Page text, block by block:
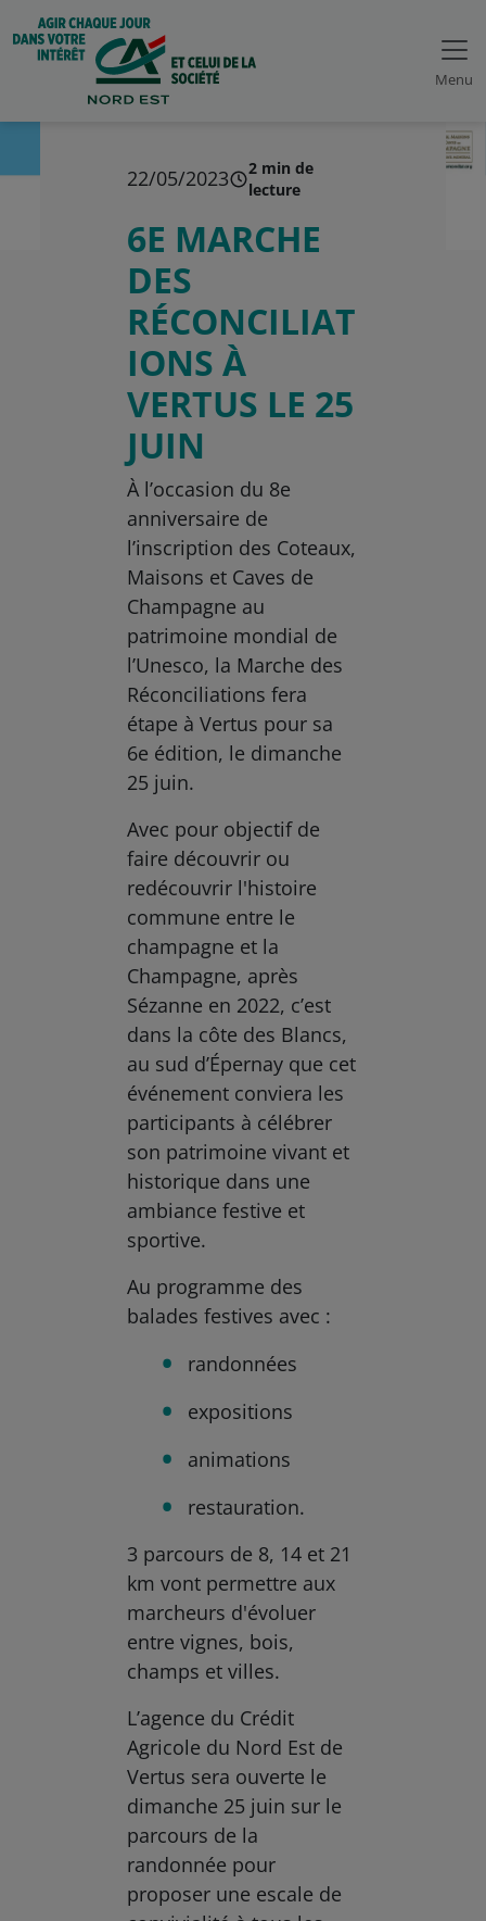
Menu
22/05/2023
2 min de
lecture
6E MARCHE
DES
RÉCONCILIAT
IONS À
VERTUS LE 25
JUIN
À l’occasion du 8e
anniversaire de
l’inscription des Coteaux,
Maisons et Caves de
Champagne au
patrimoine mondial de
l’Unesco, la Marche des
Réconciliations fera
étape à Vertus pour sa
6e édition, le dimanche
25 juin.
Avec pour objectif de
faire découvrir ou
redécouvrir l'histoire
commune entre le
champagne et la
Champagne, après
Sézanne en 2022, c’est
dans la côte des Blancs,
au sud d’Épernay que cet
événement conviera les
participants à célébrer
son patrimoine vivant et
historique dans une
ambiance festive et
sportive.
Au programme des
balades festives avec :
randonnées
expositions
animations
restauration.
3 parcours de 8, 14 et 21
km vont permettre aux
marcheurs d'évoluer
entre vignes, bois,
champs et villes.
L’agence du Crédit
Agricole du Nord Est de
Vertus sera ouverte le
dimanche 25 juin sur le
parcours de la
randonnée pour
proposer une escale de